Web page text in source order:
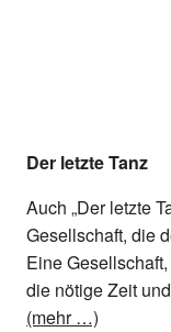
Der letzte Tanz
Auch „Der letzte
Gesellschaft, die
Eine
die nötige Zeit
(mehr …)